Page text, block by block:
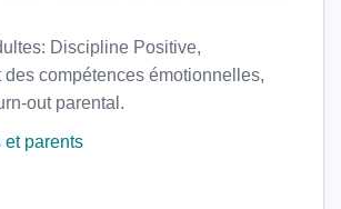
Discipline Positive,
compétences émotionnelles,
out parental.
et parents